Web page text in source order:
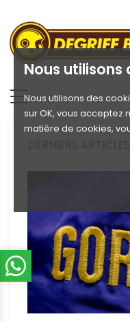
Nous utilisons
Nous utilisons des
sur OK, vous acceptez
matière de cookies,